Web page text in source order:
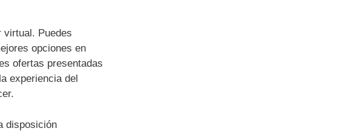
virtual. Puedes
opciones en
ofertas presentadas
experiencia del
disposición